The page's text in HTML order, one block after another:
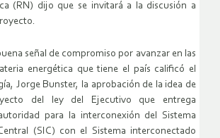
(RN) dijo que se invitará a la discusión a
señal de compromiso por avanzar en las
energética que tiene el país calificó el
Jorge Bunster, la aprobación de la idea de
del ley del Ejecutivo que entrega
para la interconexión del Sistema
(SIC) con el Sistema interconectado